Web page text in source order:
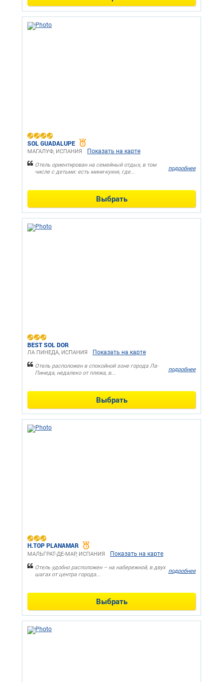
SOL GUADALUPE
МАГАЛУФ, ИСПАНИЯ Показать на карте
Отель ориентирован на семейный отдых, в том
числе с детьми: есть мини-кухня, где...
подробнее
Выбрать
BEST SOL DOR
ЛА ПИНЕДА, ИСПАНИЯ Показать на карте
Отель расположен в спокойной зоне города Ла-
Пинеда, недалеко от пляжа, в...
подробнее
Выбрать
H.TOP PLANAMAR
МАЛЬГРАТ-ДЕ-МАР, ИСПАНИЯ Показать на карте
Отель удобно расположен – на набережной, в двух
шагах от центра города...
подробнее
Выбрать